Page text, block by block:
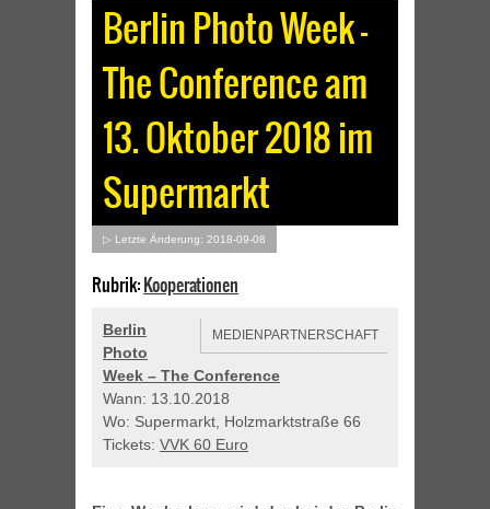
Berlin Photo Week –
The Conference am
13. Oktober 2018 im
Supermarkt
▷ Letzte Änderung: 2018-09-08
Rubrik:Kooperationen
MEDIENPARTNERSCHAFT
Berlin
Photo
Week – The Conference
Wann: 13.10.2018
Wo: Supermarkt, Holzmarktstraße 66
Tickets: VVK 60 Euro